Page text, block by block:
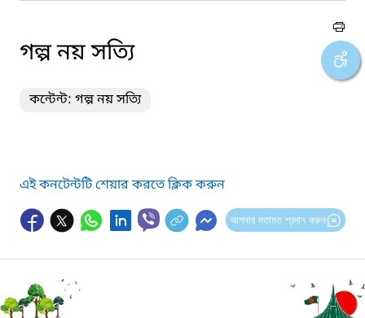
গল্প নয় সত্যি
কন্টেন্ট: গল্প নয় সত্যি
এই কনটেন্টটি শেয়ার করতে ক্লিক করুন
আপনার মতামত প্রদান করুন